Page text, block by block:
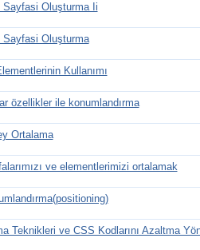
Oluşturma Ii
Oluşturma
Kullanımı
özellikler ile konumlandırma
Ortalama
ve elementlerimizi ortalamak
Teknikleri ve CSS Kodlarını Azaltma